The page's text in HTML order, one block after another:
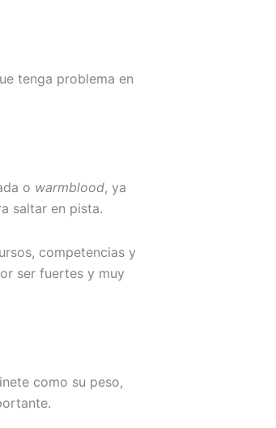
tenga problema en
o warmblood, ya
saltar en pista.
competencias y
ser fuertes y muy
como su peso,